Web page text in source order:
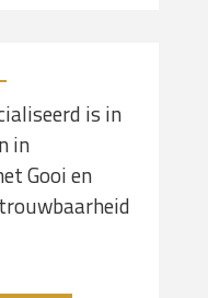
is in
in
Gooi en